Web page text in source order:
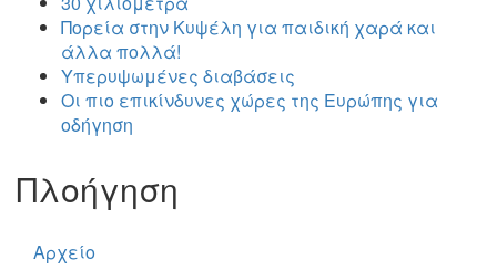
Πορεία στην Κυψέλη για παιδική χαρά και
άλλα πολλά!
Υπερυψωμένες διαβάσεις
Οι πιο επικίνδυνες χώρες της Ευρώπης για
οδήγηση
Πλοήγηση
Αρχείο